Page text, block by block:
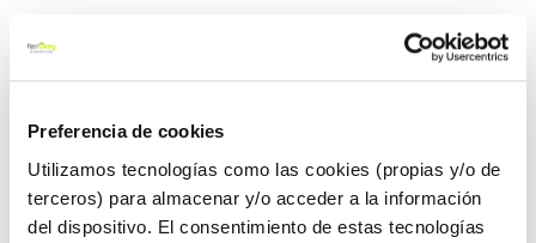
Preferencia de cookies
Utilizamos tecnologías como las cookies (propias y/o de
terceros) para almacenar y/o acceder a la información
del dispositivo. El consentimiento de estas tecnologías
Ver más
Añadir al carrito